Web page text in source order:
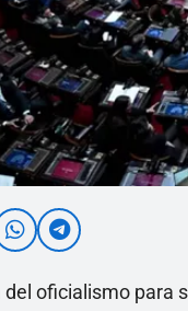
oficialismo para